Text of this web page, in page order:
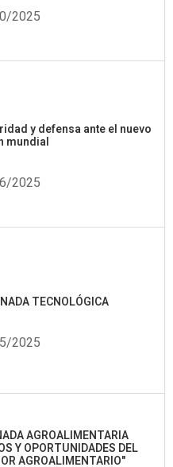
2025
y defensa ante el nuevo
mundial
2025
TECNOLÓGICA
2025
AGROALIMENTARIA
Y OPORTUNIDADES DEL
AGROALIMENTARIO"